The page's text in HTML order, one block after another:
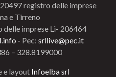
registro delle imprese
e Tirreno
delle imprese Li- 206464
- Pec: srllive@pec.it
– 328.8199000
e layout Infoelba srl